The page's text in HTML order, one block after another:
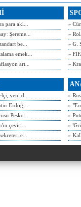
para akl...
Şereme...
be...
emek...
art...
»
»
» G.
»
»
yeni d...
Erdoğ...
Pesko...
çeviri...
e...
»
»
»
»
»